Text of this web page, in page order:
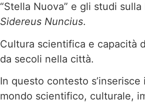
“Stella Nuova” e gli studi
Sidereus Nuncius.
Cultura scientifica e capacità
da secoli nella città.
In questo contesto s’inserisce
mondo scientifico, culturale,